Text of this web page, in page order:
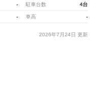
- 駐車台数 4台
- 車高 -
2026年7月24日 更新